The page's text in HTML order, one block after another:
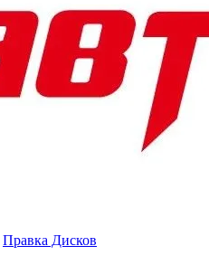
Правка Дисков